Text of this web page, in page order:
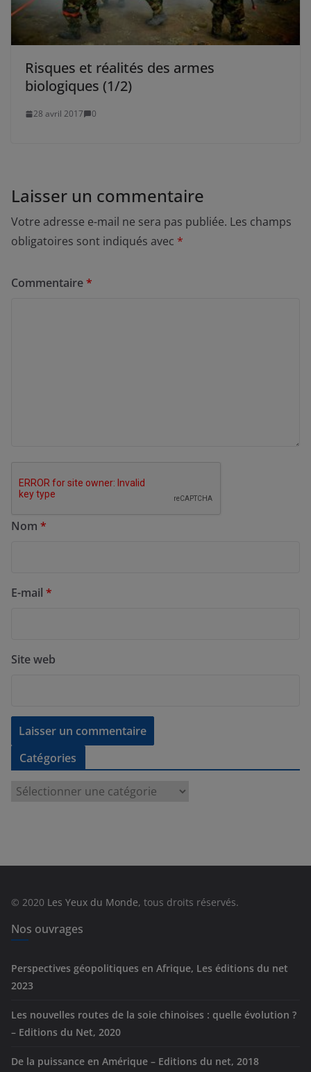
Risques et réalités des armes
biologiques (1/2)
28 avril 2017 0
Laisser un commentaire
Votre adresse e-mail ne sera pas publiée. Les champs
obligatoires sont indiqués avec *
Commentaire*
Nom *
E-mail *
Site web
Catégories
e
s
© 2020 Les Yeux du Monde, tous droits réservés.
Nos ouvrages
Perspectives géopolitiques en Afrique, Les éditions du net
2023
Les nouvelles routes de la soie chinoises : quelle évolution ?
– Editions du Net, 2020
De la puissance en Amérique – Editions du net, 2018